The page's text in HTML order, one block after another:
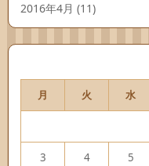
2016年4月 (11)
月
火 水
3 4 5